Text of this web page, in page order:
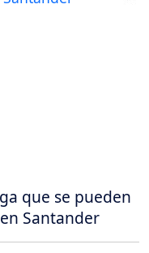
que se pueden
Santander